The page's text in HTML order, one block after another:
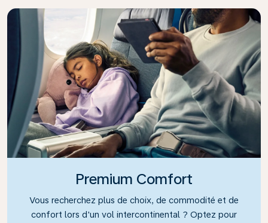
Premium Comfort
Vous recherchez plus de choix, de commodité et de
confort lors d'un vol intercontinental ? Optez pour